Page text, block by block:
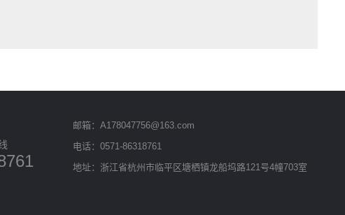
邮箱：A178047756@163.com
电话：0571-86318761
地址：浙江省杭州市临平区塘栖镇龙船坞路121号4幢703室